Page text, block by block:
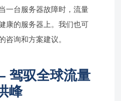
一台服务器故障时，流量
康的服务器上。我们也可
咨询和方案建议。
驾驭全球流量
峰